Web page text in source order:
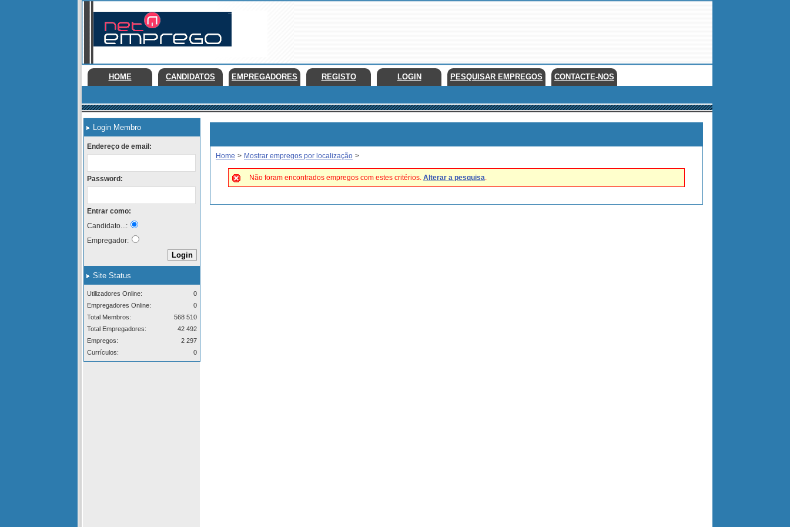
HOME CANDIDATOS EMPREGADORES REGISTO LOGIN PESQUISAR EMPREGOS CONTACTE-NOS
Login Membro
Endereço de email:
Password:
Entrar como:
Candidato...:
Empregador:
Site Status
Utilizadores Online:
0
Empregadores Online:
0
Total Membros:
568 510
Total Empregadores:
42 492
Empregos:
2 297
Currículos:
0
Home > Mostrar empregos por localização >
Não foram encontrados empregos com estes critérios. Alterar a pesquisa.